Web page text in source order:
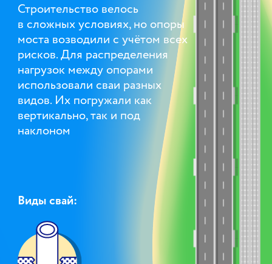
Строительство велось
в сложных условиях, но опоры
моста возводили с учётом всех
рисков. Для распределения
нагрузок между опорами
использовали сваи разных
видов. Их погружали как
вертикально, так и под
наклоном
Виды свай: